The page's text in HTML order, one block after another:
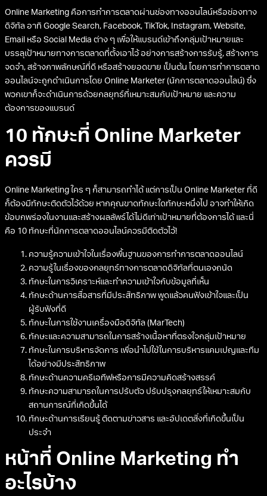
Online Marketing คือการทำการตลาดผ่านช่องทางออนไลน์หรือช่องทาง
ดิจิทัล อาทิ Google Search, Facebook, TikTok, Instagram, Website,
Email หรือ Social Media ต่าง ๆ เพื่อให้แบรนด์เข้าถึงกลุ่มเป้าหมายและ
บรรลุเป้าหมายทางการตลาดที่ตั้งเอาไว้ อย่างการสร้างการรับรู้, สร้างการ
จดจำ, สร้างภาพลักษณ์ที่ดี หรือสร้างยอดขาย เป็นต้น โดยการทำการตลาด
ออนไลน์จะถูกดำเนินการโดย Online Marketer (นักการตลาดออนไลน์) ซึ่ง
พวกเขาก็จะดำเนินการด้วยกลยุทธ์ที่เหมาะสมกับเป้าหมาย และความ
ต้องการของแบรนด์
10 ทักษะที่ Online Marketer
ควรมี
Online Marketing ใคร ๆ ก็สามารถทำได้ แต่การเป็น Online Marketer ที่ดี
ก็ต้องมีทักษะติดตัวไว้ด้วย หากคุณขาดทักษะใดทักษะหนึ่งไป อาจทำให้เกิด
ข้อบกพร่องในงานและสร้างผลลัพธ์ได้ไม่ดีเท่าเป้าหมายที่ต้องการได้ และนี่
คือ 10 ทักษะที่นักการตลาดออนไลน์ควรมีติดตัวไว้!
ความรู้ความเข้าใจในเรื่องพื้นฐานของการทำการตลาดออนไลน์
ความรู้ในเรื่องของกลยุทธ์ทางการตลาดดิจิทัลที่ตนเองถนัด
ทักษะในการวิเคราะห์และทำความเข้าใจกับข้อมูลที่เห็น
ทักษะด้านการสื่อสารที่มีประสิทธิภาพ พูดแล้วคนฟังเข้าใจและเป็น
ผู้รับฟังที่ดี
ทักษะในการใช้งานเครื่องมือดิจิทัล (MarTech)
ทักษะและความสามารถในการสร้างเนื้อหาที่ตรงใจกลุ่มเป้าหมาย
ทักษะในการบริหารจัดการ เพื่อนำไปใช้ในการบริหารแคมเปญและทีม
ได้อย่างมีประสิทธิภาพ
ทักษะด้านความครีเอทีฟหรือการมีความคิดสร้างสรรค์
ทักษะความสามารถในการปรับตัว ปรับปรุงกลยุทธ์ให้เหมาะสมกับ
สถานการณ์ที่เกิดขึ้นได้
ทักษะด้านการเรียนรู้ ติดตามข่าวสาร และอัปเดตสิ่งที่เกิดขึ้นเป็น
ประจำ
หน้าที่ Online Marketing ทำ
อะไรบ้าง